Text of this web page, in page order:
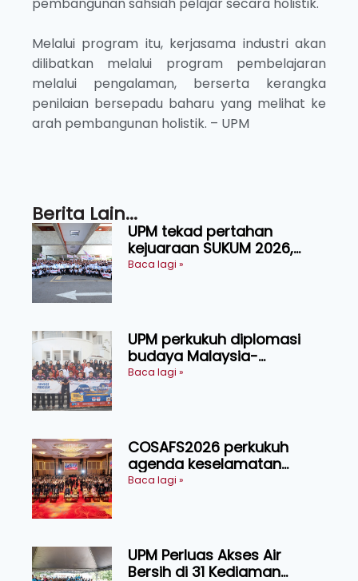
pembangunan sahsiah pelajar secara holistik.
Melalui program itu, kerjasama industri akan
dilibatkan melalui program pembelajaran
melalui pengalaman, berserta kerangka
penilaian bersepadu baharu yang melihat ke
arah pembangunan holistik. – UPM
Berita Lain...
UPM tekad pertahan
kejuaraan SUKUM 2026,
sasar 16 pingat emas
Baca lagi »
UPM perkukuh diplomasi
budaya Malaysia-
Indonesia melalui Narasi
Baca lagi »
COSAFS2026 perkukuh
agenda keselamatan
makanan, AgriHub pacu
Baca lagi »
UPM Perluas Akses Air
Bersih di 31 Kediaman